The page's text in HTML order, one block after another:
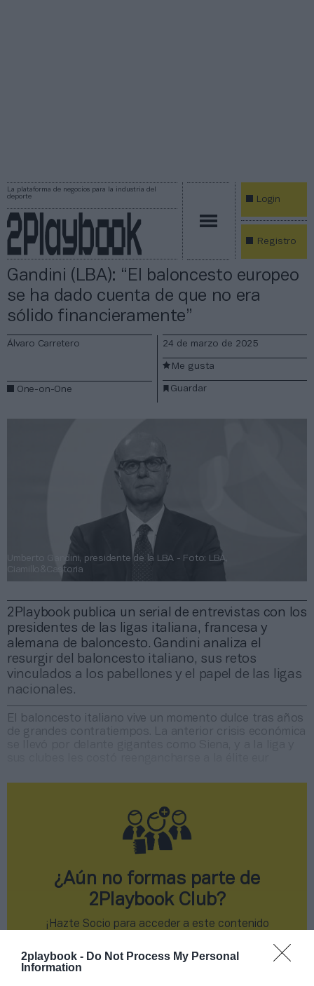
2playbook - Do Not Process My Personal
Information
La plataforma de negocios para la industria del
deporte
Login
Registro
Gandini (LBA): “El baloncesto europeo
se ha dado cuenta de que no era
sólido financieramente”
2Playbook publica un serial de entrevistas con los
presidentes de las ligas italiana, francesa y
alemana de baloncesto. Gandini analiza el
resurgir del baloncesto italiano, sus retos
vinculados a los pabellones y el papel de las ligas
nacionales.
Umberto Gandini, presidente de la LBA - Foto: LBA,
Ciamillo&Castoria
Álvaro Carretero
One-on-One
24 de marzo de 2025
Guardar
Me gusta
El baloncesto italiano vive un momento dulce tras años
de grandes contratiempos. La anterior crisis económica
¿Aún no formas parte de
2Playbook Club?
¡Hazte Socio para acceder a este contenido
¡Suscríbete! Inicia sesión